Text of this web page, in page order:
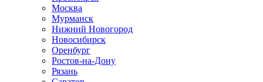
Москва
Мурманск
Нижний Новогород
Новосибирск
Оренбург
Ростов-на-Дону
Рязань